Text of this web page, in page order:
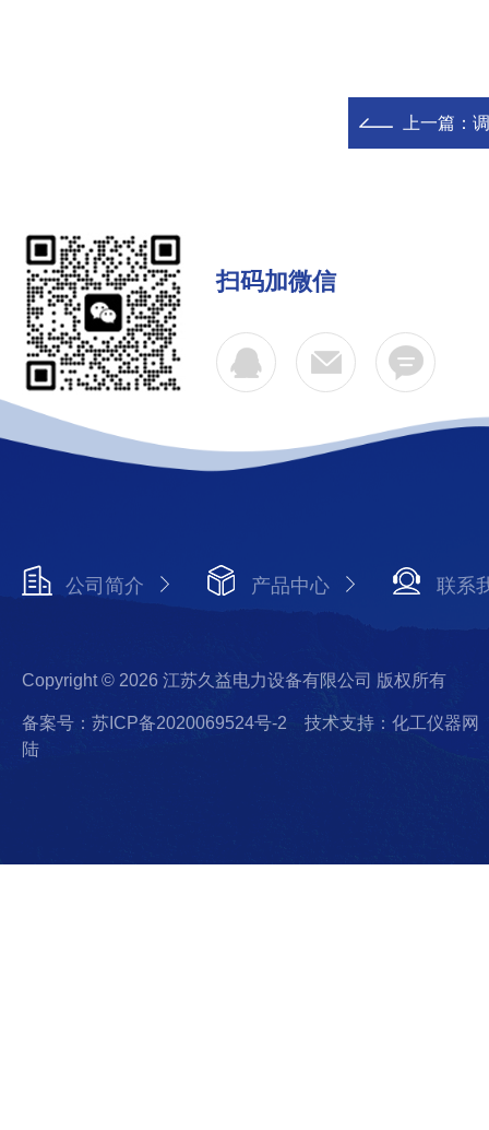
上一篇：
扫码加微信
公司简介 产品中心 联系
Copyright © 2026 江苏久益电力设备有限公司 版权所有
备案号：苏ICP备2020069524号-2
技术支持：化工仪器网
陆